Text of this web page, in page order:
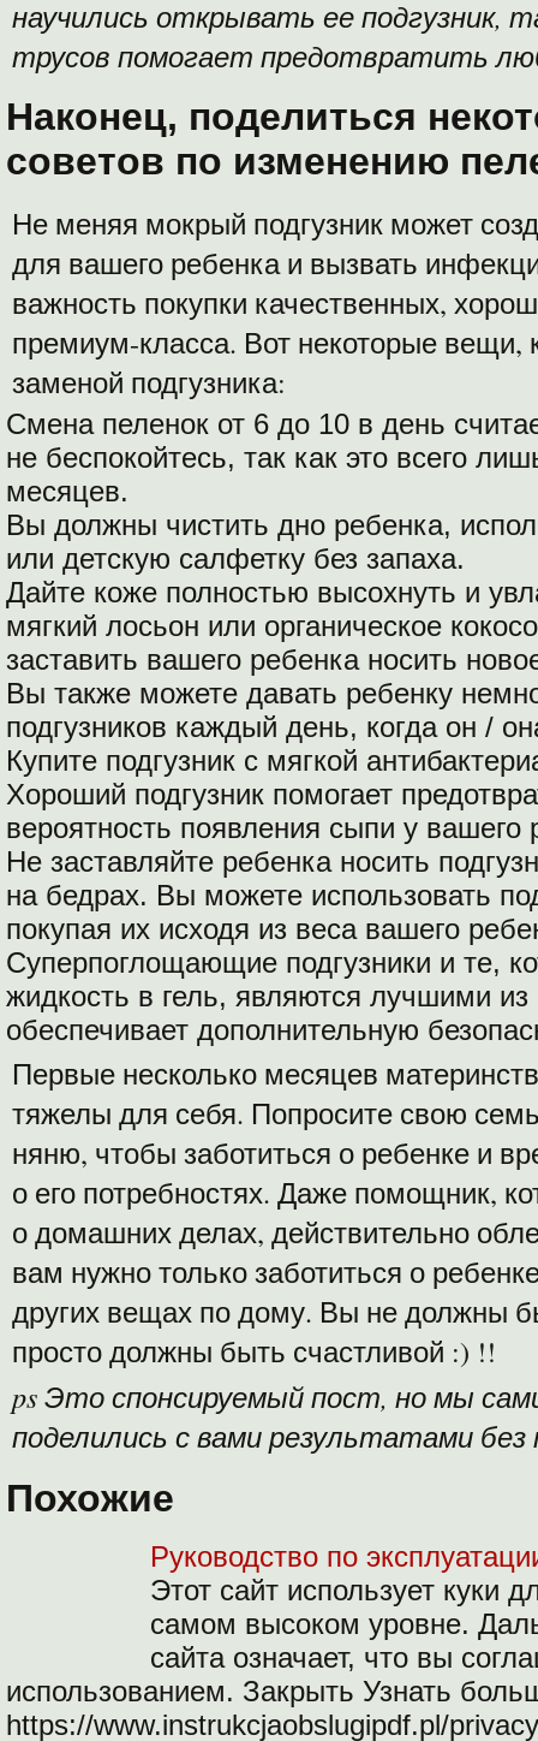
научились открывать ее подгузник,
трусов помогает предотвратить
Наконец, поделиться
советов по изменению
Не меняя мокрый подгузник может
для вашего ребенка и вызвать
важность покупки качественных,
премиум-класса. Вот некоторые вещи,
заменой подгузника:
Смена пеленок от 6 до 10 в день
не беспокойтесь, так как это всего
месяцев.
Вы должны чистить дно ребенка,
или детскую салфетку без запаха.
Дайте коже полностью высохнуть и
мягкий лосьон или органическое
заставить вашего ребенка носить
Вы также можете давать ребенку
подгузников каждый день, когда он /
Купите подгузник с мягкой
Хороший подгузник помогает
вероятность появления сыпи у вашего
Не заставляйте ребенка носить
на бедрах. Вы можете использовать
покупая их исходя из веса вашего
Суперпоглощающие подгузники и те,
жидкость в гель, являются лучшими из
обеспечивает дополнительную
Первые несколько месяцев
тяжелы для себя. Попросите свою
няню, чтобы заботиться о ребенке и
о его потребностях. Даже помощник,
о домашних делах, действительно
вам нужно только заботиться о
других вещах по дому. Вы не должны
просто должны быть счастливой :) !!
ps Это спонсируемый пост, но мы
поделились с вами результатами
Похожие
Руководство по
Этот сайт использует куки
самом высоком уровне.
сайта означает, что вы
использованием. Закрыть Узнать
https://www.instrukcjaobslugipdf.pl/